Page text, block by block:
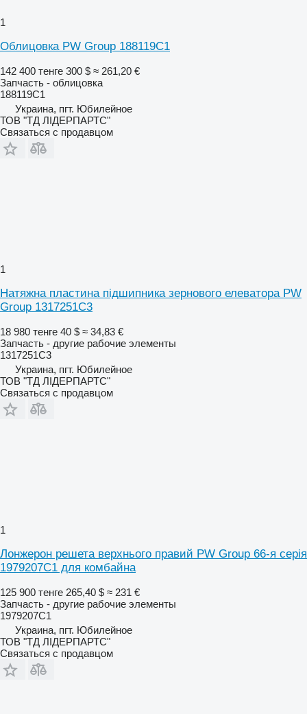
1
Облицовка PW Group 188119C1
142 400 тенге 300 $ ≈ 261,20 €
Запчасть - облицовка
188119C1
Украина, пгт. Юбилейное
ТОВ "ТД ЛІДЕРПАРТС"
Связаться с продавцом
1
Натяжна пластина підшипника зернового елеватора PW
Group 1317251C3
18 980 тенге 40 $ ≈ 34,83 €
Запчасть - другие рабочие элементы
1317251C3
Украина, пгт. Юбилейное
ТОВ "ТД ЛІДЕРПАРТС"
Связаться с продавцом
1
Лонжерон решета верхнього правий PW Group 66-я серія
1979207C1 для комбайна
125 900 тенге 265,40 $ ≈ 231 €
Запчасть - другие рабочие элементы
1979207C1
Украина, пгт. Юбилейное
ТОВ "ТД ЛІДЕРПАРТС"
Связаться с продавцом